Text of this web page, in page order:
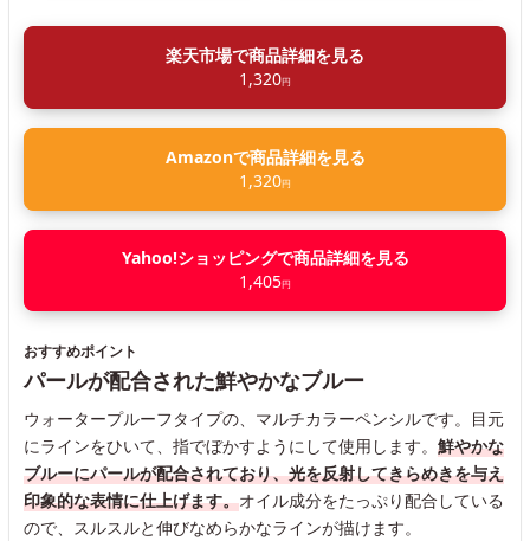
楽天市場で商品詳細を見る
1,320円
Amazonで商品詳細を見る
1,320円
Yahoo!ショッピングで商品詳細を見る
1,405円
おすすめポイント
パールが配合された鮮やかなブルー
ウォータープルーフタイプの、マルチカラーペンシルです。目元
にラインをひいて、指でぼかすようにして使用します。 鮮やかな
ブルーにパールが配合されており、光を反射してきらめきを与え
印象的な表情に仕上げます。オイル成分をたっぷり配合している
ので、スルスルと伸びなめらかなラインが描けます。